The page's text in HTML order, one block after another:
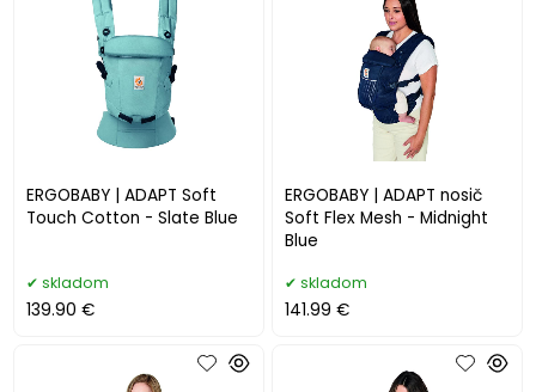
ERGOBABY | ADAPT Soft
Touch Cotton - Slate Blue
skladom
139.90 €
ERGOBABY | ADAPT nosič
Soft Flex Mesh - Midnight
Blue
skladom
141.99 €